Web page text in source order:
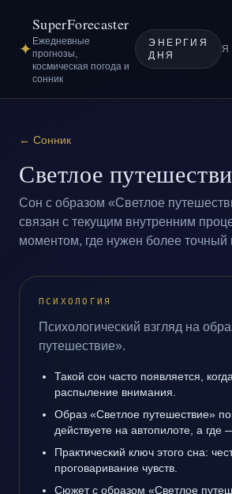
✦
SuperForecaster
Ежедневные
прогнозы,
космическая погода и
сонник
ЭНЕРГИЯ
ДНЯ
← Сонник
Светлое
Сон с образом «Светлое
связан с текущим внутренним
моментом, где нужен более точный
ПСИХОЛОГИЯ
Психологический взгляд на
путешествие».
Такой сон часто появляется,
распыление внимания.
Образ «Светлое путешествие»
действуете на автопилоте, а где
Практический ключ этого сна:
проговаривание чувств.
Сюжет с образом «Светлое